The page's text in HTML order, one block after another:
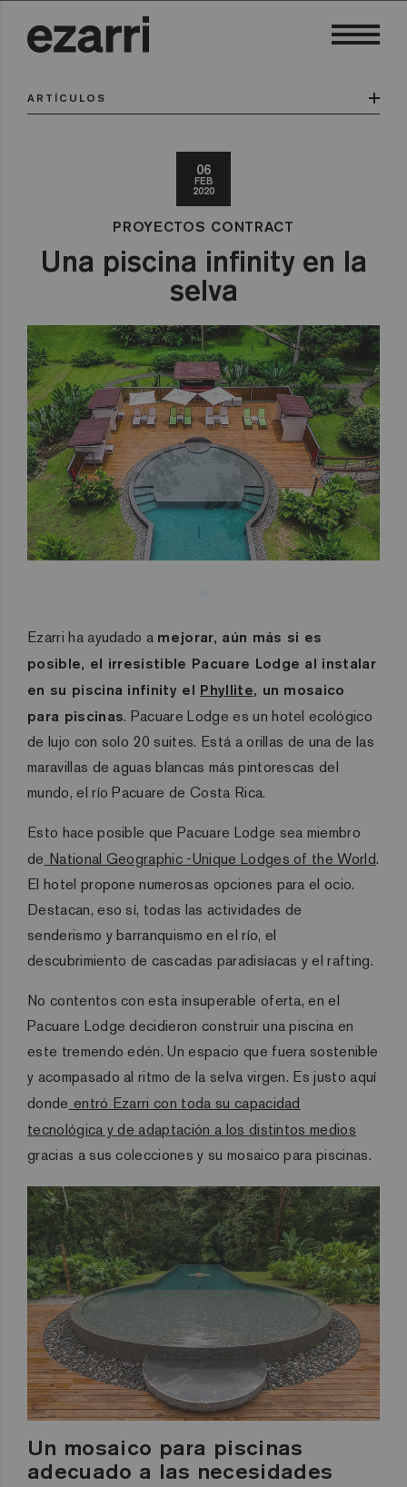
ARTÍCULOS
06
FEB
2020
PROYECTOS CONTRACT
Una piscina infinity en la
selva
Ezarri ha ayudado a mejorar, aún más si es
posible, el irresistible Pacuare Lodge al instalar
en su piscina infinity el Phyllite, un mosaico
para piscinas. Pacuare Lodge es un hotel ecológico
de lujo con solo 20 suites. Está a orillas de una de las
maravillas de aguas blancas más pintorescas del
mundo, el río Pacuare de Costa Rica.
Esto hace posible que Pacuare Lodge sea miembro
de National Geographic -Unique Lodges of the World.
El hotel propone numerosas opciones para el ocio.
Destacan, eso sí, todas las actividades de
senderismo y barranquismo en el río, el
descubrimiento de cascadas paradisíacas y el rafting.
No contentos con esta insuperable oferta, en el
Pacuare Lodge decidieron construir una piscina en
este tremendo edén. Un espacio que fuera sostenible
y acompasado al ritmo de la selva virgen. Es justo aquí
donde entró Ezarri con toda su capacidad
tecnológica y de adaptación a los distintos medios
gracias a sus colecciones y su mosaico para piscinas.
Un mosaico para piscinas
adecuado a las necesidades